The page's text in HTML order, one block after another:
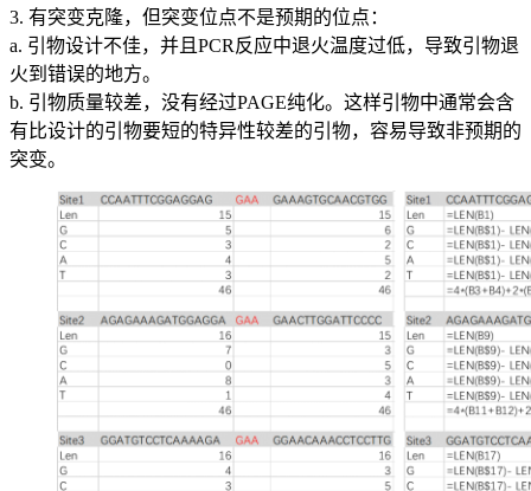
3. 有突变克隆，但突变位点不是预期的位点：
a. 引物设计不佳，并且PCR反应中退火温度过低，导致引物退
火到错误的地方。
b. 引物质量较差，没有经过PAGE纯化。这样引物中通常会含
有比设计的引物要短的特异性较差的引物，容易导致非预期的
突变。